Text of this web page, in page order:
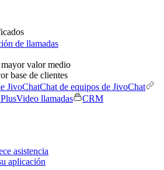
de llamadas
valor medio
base de clientes
JivoChatChat de equipos de JivoChat
Video llamadas
CRM
asistencia
aplicación